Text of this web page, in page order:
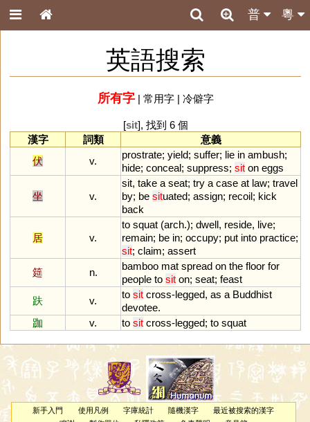
粵
普
英語搜索
所有字| 常用字| 冷僻字
[sit], 找到 6 個
漢字
詞類
意義
伏
v.
prostrate; yield; suffer; lie in ambush;
hide; conceal; suppress; sit on eggs
坐 v.
sit, take a seat; try a case at law; travel
by; be situated; assign; recoil; kick
back
居 v.
to squat (arch.); dwell, reside, live;
remain; be in; occupy; put into practice;
sit; claim; assert
筵
n.
bamboo mat spread on the floor for
people to sit on; seat; feast
趺
v.
to sit cross-legged, as a Buddhist
devotee.
跏
v. to sit cross-legged; to squat
新手入門 使用凡例 字庫統計 隨機漢字
最近被搜索的漢字